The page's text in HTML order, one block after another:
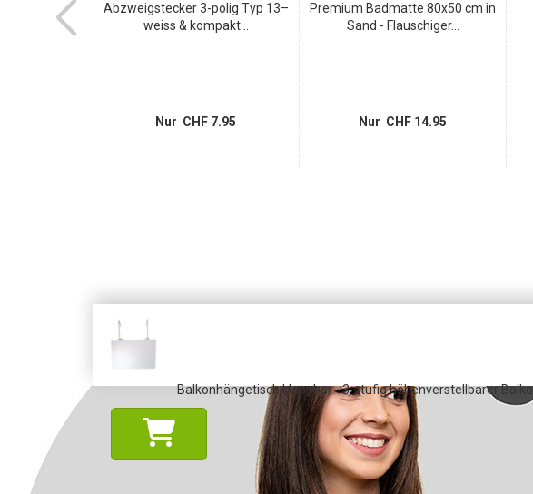
in Beige-
Abzweigstecker 3-polig Typ 13–
weiss & kompakt...
Nur CHF 7.95
Premium Badmatte 80x50 cm in
Sand - Flauschiger...
Nur CHF 14.95
Balkonhängetisch klappbar - 3-stufig höhenverstellbarer